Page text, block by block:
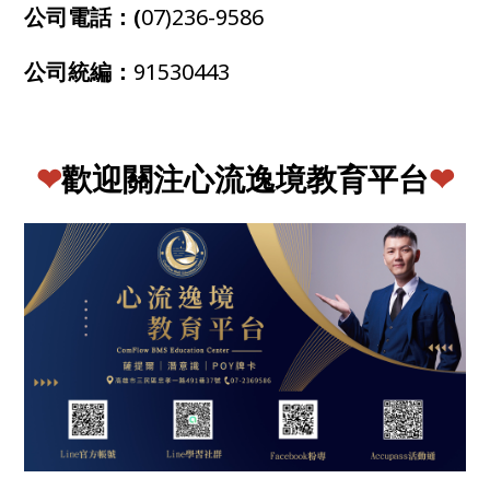
公司電話：(07)236-9586
公司統編： 91530443
❤歡迎關注心流逸境教育平台❤